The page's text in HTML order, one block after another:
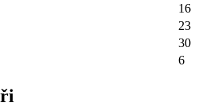
16
23
30
6